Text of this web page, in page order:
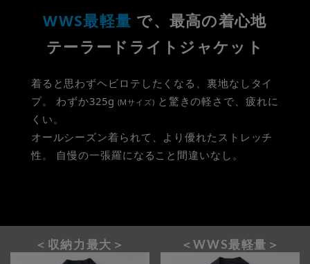
WWS最軽量 で、最高の着心地
テーラードライトジャケット
着ると思わずヘビロテしたくなる、裏地なしタイ
プ。
わずか325g (Mサイズ) と驚きの軽さで、疲れに
くい。
オールシーズン着られて、より優れたストレッチ
性。
自慢の一張羅になること間違いなし。
＜収納力最大＞ ＜WWS最軽量＞